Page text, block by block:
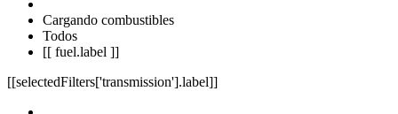
Cargando combustibles
Todos
[[ fuel.label ]]
[[selectedFilters['transmission'].label]]